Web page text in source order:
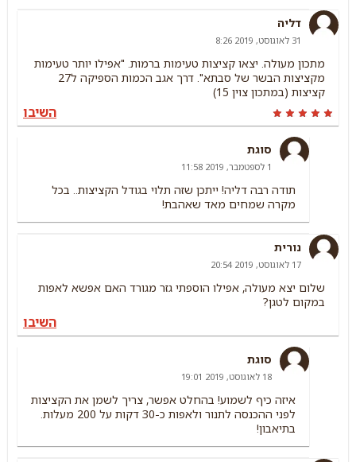
דליה
31 לאוגוסט, 2019 8:26
מתכון מעולה. יצאו קציצות טעימות ברמות. "אפילו יותר טעימות
מקציצות הבשר של סבתא". דרך אגב הכמות הספיקה ל27
קציצות (במתכון צוין 15)
השיבו
סוגת
1 לספטמבר, 2019 11:58
תודה רבה דליה! ייתכן שזה תלוי בגודל הקציצות.. בכל
מקרה שמחים מאד שאהבת!
נורית
17 לאוגוסט, 2019 20:54
שלום יצא מעולה, אפילו הוספתי גזר מגורד האם אפשא לאפות
במקום לטגן?
השיבו
סוגת
18 לאוגוסט, 2019 19:01
איזה כיף לשמוע! בהחלט אפשר, צריך לשמן את הקציצות
לפני ההכנסה לתנור ולאפות כ-30 דקות על 200 מעלות.
בתיאבון!